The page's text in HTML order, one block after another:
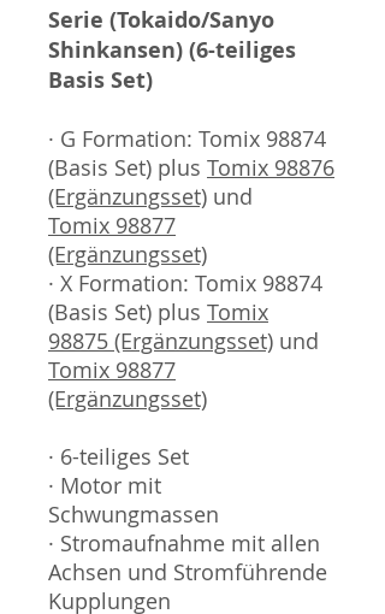
Serie (Tokaido/Sanyo
Shinkansen) (6-teiliges
Basis Set)
· G Formation: Tomix 98874
(Basis Set) plus Tomix 98876
(Ergänzungsset) und
Tomix 98877
(Ergänzungsset)
· X Formation: Tomix 98874
(Basis Set) plus Tomix
98875 (Ergänzungsset) und
Tomix 98877
(Ergänzungsset)
· 6-teiliges Set
· Motor mit
Schwungmassen
· Stromaufnahme mit allen
Achsen und Stromführende
Kupplungen